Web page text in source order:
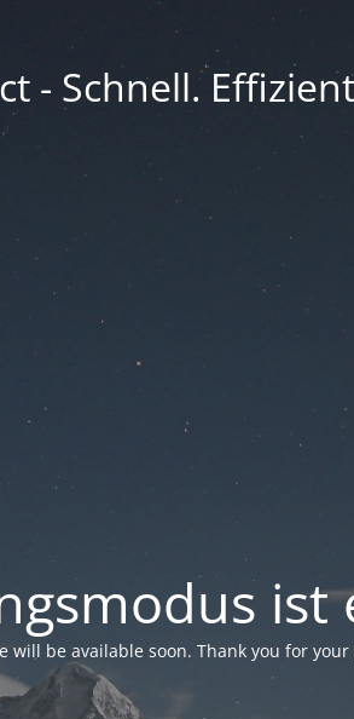
- Schnell.
ist
will be available soon. Thank you for